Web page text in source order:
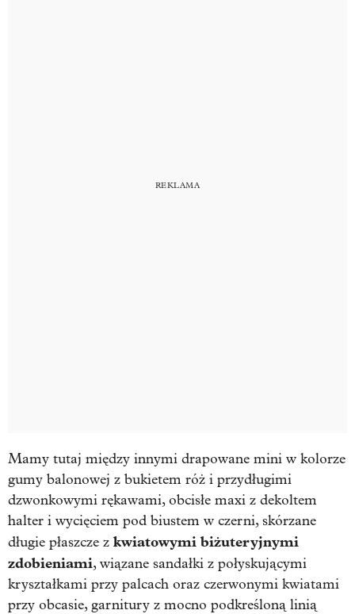
Mamy tutaj między innymi drapowane mini w kolorze
gumy balonowej z bukietem róż i przydługimi
dzwonkowymi rękawami, obcisłe maxi z dekoltem
halter i wycięciem pod biustem w czerni, skórzane
długie płaszcze z kwiatowymi biżuteryjnymi
zdobieniami, wiązane sandałki z połyskującymi
kryształkami przy palcach oraz czerwonymi kwiatami
przy obcasie, garnitury z mocno podkreśloną linią